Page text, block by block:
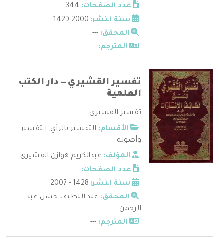
عدد الصفحات:
سنة النشر:
المحقق: ---
المترجم: ---
تفسير القشيري – دار الكتب
العلمية
تفسير القشيري ...
الأقسام: التفسير بالرأي, التفسير
وأصوله
المؤلف: عبدالكريم هوازن القشيري
عدد الصفحات: ---
سنة النشر:
المحقق: عبد اللطيف حسن عبد
الرحمن
المترجم: ---